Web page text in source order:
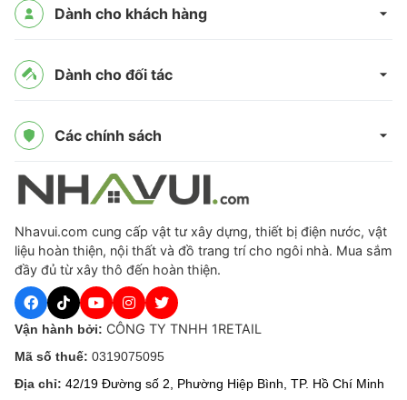
Dành cho khách hàng
Dành cho đối tác
Các chính sách
Nhavui.com cung cấp vật tư xây dựng, thiết bị điện nước, vật
liệu hoàn thiện, nội thất và đồ trang trí cho ngôi nhà. Mua sắm
đầy đủ từ xây thô đến hoàn thiện.
Vận hành bởi: CÔNG TY TNHH 1RETAIL
Mã số thuế: 0319075095
Địa chỉ: 42/19 Đường số 2, Phường Hiệp Bình, TP. Hồ Chí Minh